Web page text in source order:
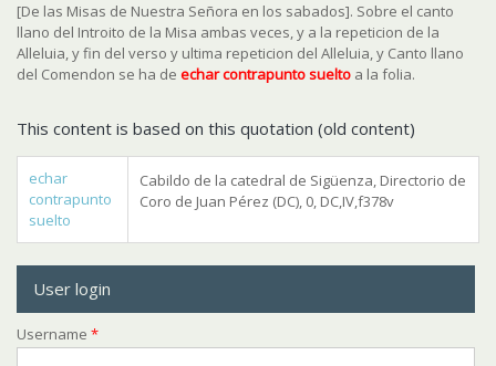
[De las Misas de Nuestra Señora en los sabados]. Sobre el canto
llano del Introito de la Misa ambas veces, y a la repeticion de la
Alleluia, y fin del verso y ultima repeticion del Alleluia, y Canto llano
del Comendon se ha de echar contrapunto suelto a la folia.
This content is based on this quotation (old content)
echar
contrapunto
suelto
Cabildo de la catedral de Sigüenza, Directorio de
Coro de Juan Pérez (DC), 0, DC,IV,f378v
User login
Username *